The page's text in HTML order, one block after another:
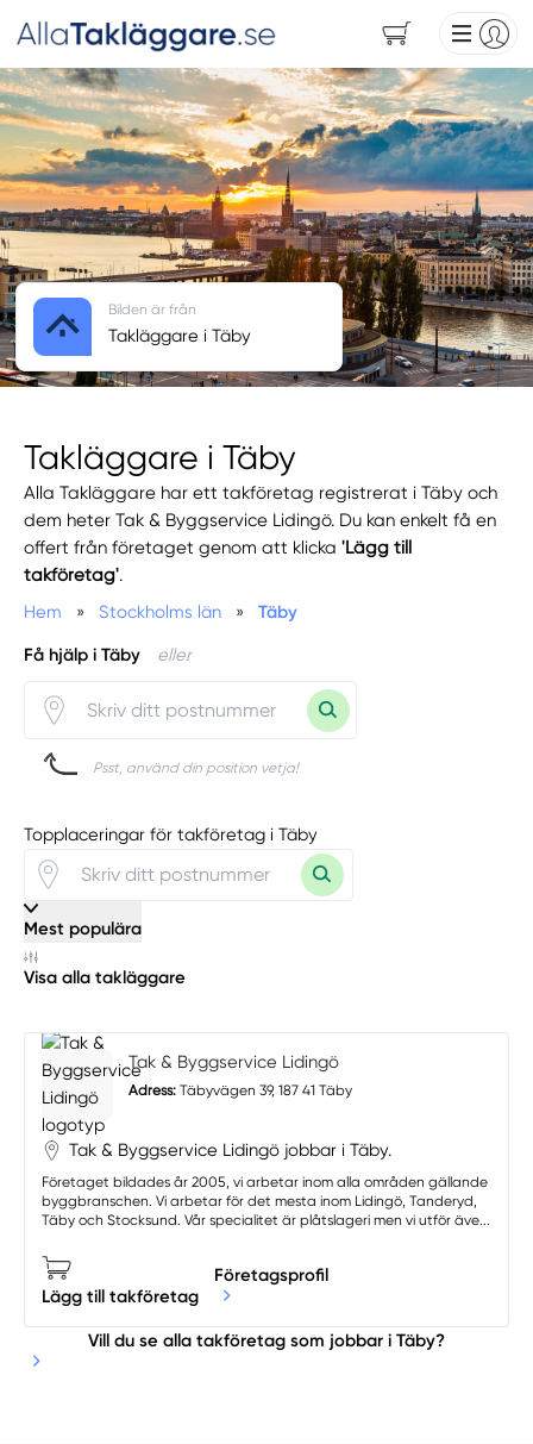
Takläggare i Täby
Alla Takläggare har ett takföretag registrerat i Täby och
dem heter Tak & Byggservice Lidingö. Du kan enkelt få en
offert från företaget genom att klicka'Lägg till
takföretag'.
Hem
» Stockholms län » Täby
Få hjälp i Täby eller
Psst, använd din position vetja!
Bilden är från
Takläggare i Täby
Topplaceringar för takföretag i Täby
Mest populära
Visa alla takläggare
Tak & Byggservice Lidingö
Adress: Täbyvägen 39, 187 41 Täby
Tak & Byggservice Lidingö jobbar i Täby.
Företaget bildades år 2005, vi arbetar inom alla områden gällande
byggbranschen. Vi arbetar för det mesta inom Lidingö, Tanderyd,
Täby och Stocksund. Vår specialitet är plåtslageri men vi utför äve...
Lägg till takföretag
Företagsprofil
Vill du se alla takföretag som jobbar i Täby?